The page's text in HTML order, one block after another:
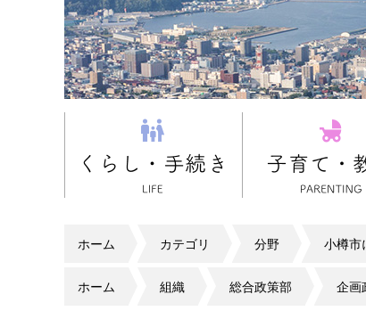
ホーム カテゴリ 分野 小樽市
ホーム 組織 総合政策部 企画